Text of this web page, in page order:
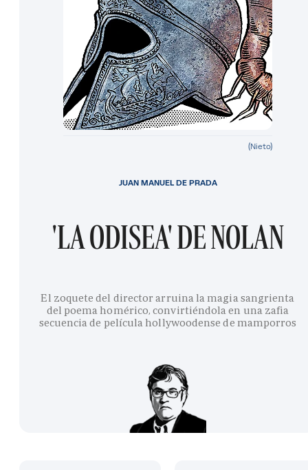
(Nieto)
'LA ODISEA' DE NOLAN
El zoquete del director arruina la magia sangrienta
del poema homérico, convirtiéndola en una zafia
secuencia de película hollywoodense de mamporros
JUAN MANUEL DE PRADA